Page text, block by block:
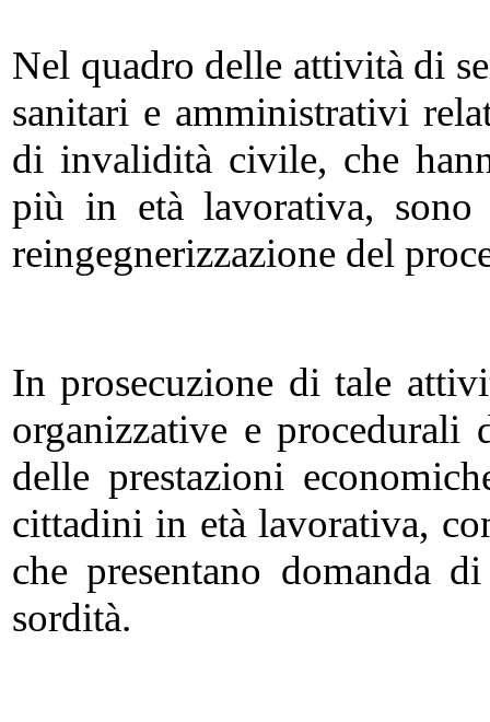
Nel quadro delle attività di
sanitari e amministrativi
di invalidità civile, che
più in età lavorativa,
reingegnerizzazione del
In prosecuzione di tale
organizzative e procedurali
delle prestazioni
cittadini in età lavorativa,
che presentano domanda
sordità.